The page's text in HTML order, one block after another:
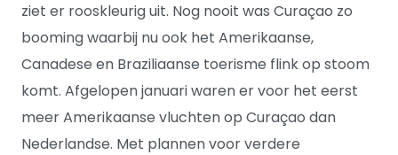
ziet er rooskleurig uit. Nog nooit was Curaçao zo
booming waarbij nu ook het Amerikaanse,
Canadese en Braziliaanse toerisme flink op stoom
komt. Afgelopen januari waren er voor het eerst
meer Amerikaanse vluchten op Curaçao dan
Nederlandse. Met plannen voor verdere